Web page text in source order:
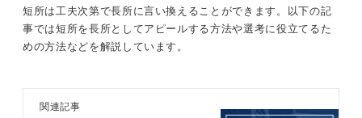
今回の場合は、「おっちょこちょい」を「注意力が足り
ない」と言い換えることができるのではないでしょう
か。
ットで話そう
短所は工夫次第で長所に言い換えることができます。以下の記
事では短所を長所としてアピールする方法や選考に役立てるた
めの方法などを解説しています。
関連記事